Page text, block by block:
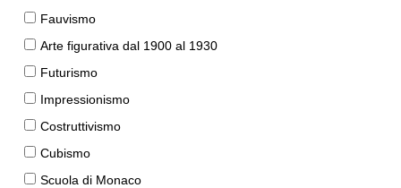
Fauvismo
Arte figurativa dal 1900 al 1930
Futurismo
Impressionismo
Costruttivismo
Cubismo
Scuola di Monaco